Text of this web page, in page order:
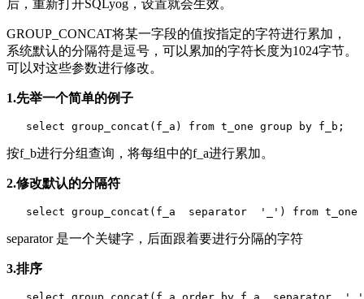
后，重新打开SQLyog，设置就会生效。
GROUP_CONCAT将某一字段的值按指定的字符进行累加，
系统默认的分隔符是逗号，可以累加的字符长度为1024字节。
可以对这些参数进行修改。
1.先举一个简单的例子
按f_b进行分组查询，将每组中的f_a进行累加。
2.修改默认的分隔符
separator 是一个关键字，后面跟着要进行分隔的字符
3.排序